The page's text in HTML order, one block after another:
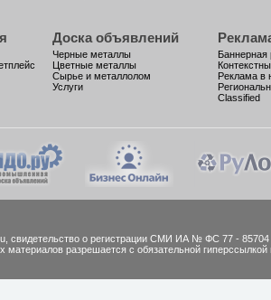
Доска объявлений
Черные металлы
Цветные металлы
Сырье и металлолом
Услуги
Баннерная
Реклама в
Classified
cвидетельство о регистрации СМИ ИА № ФС 77 - 85704
материалов разрешается с обязательной гиперссылкой